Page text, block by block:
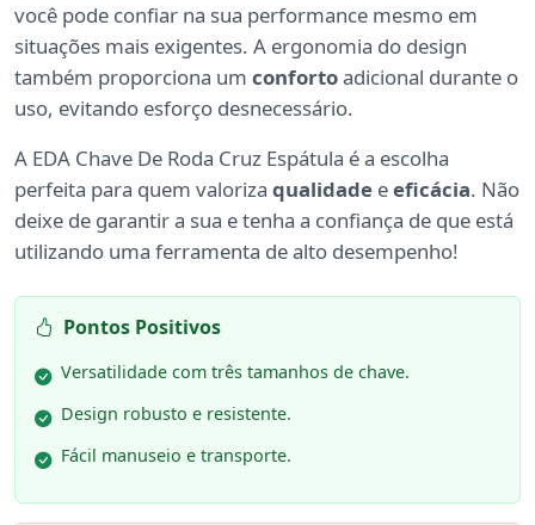
você pode confiar na sua performance mesmo em
situações mais exigentes. A ergonomia do design
também proporciona um confortoadicional durante o
uso, evitando esforço desnecessário.
A EDA Chave De Roda Cruz Espátula é a escolha
perfeita para quem valoriza qualidade eeficácia. Não
deixe de garantir a sua e tenha a confiança de que está
utilizando uma ferramenta de alto desempenho!
Pontos Positivos
Versatilidade com três tamanhos de chave.
Design robusto e resistente.
Fácil manuseio e transporte.